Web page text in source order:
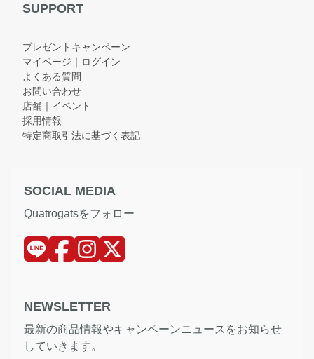
SUPPORT
プレゼントキャンペーン
マイページ｜ログイン
よくある質問
お問い合わせ
店舗｜イベント
採用情報
特定商取引法に基づく表記
SOCIAL MEDIA
Quatrogatsをフォロー
NEWSLETTER
最新の商品情報やキャンペーンニュースをお知らせ
していきます。